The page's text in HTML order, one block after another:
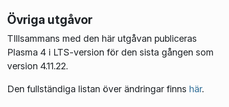
Övriga utgåvor
TIllsammans med den här utgåvan publiceras
Plasma 4 i LTS-version för den sista gången som
version 4.11.22.
Den fullständiga listan över ändringar finns här.